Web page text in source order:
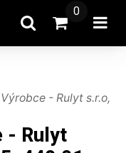
HľadaťPrejsť na
0
Výrobce - Rulyt s.r.o,
- Rulyt